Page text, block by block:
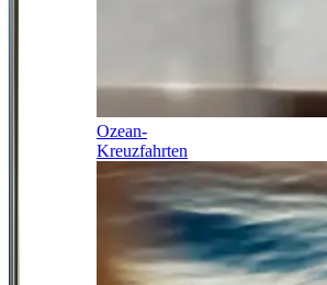
Ozean-
Kreuzfahrten